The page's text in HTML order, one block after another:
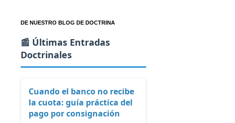
DE NUESTRO BLOG DE DOCTRINA
📰 Últimas Entradas
Doctrinales
Cuando el banco no recibe
la cuota: guía práctica del
pago por consignación